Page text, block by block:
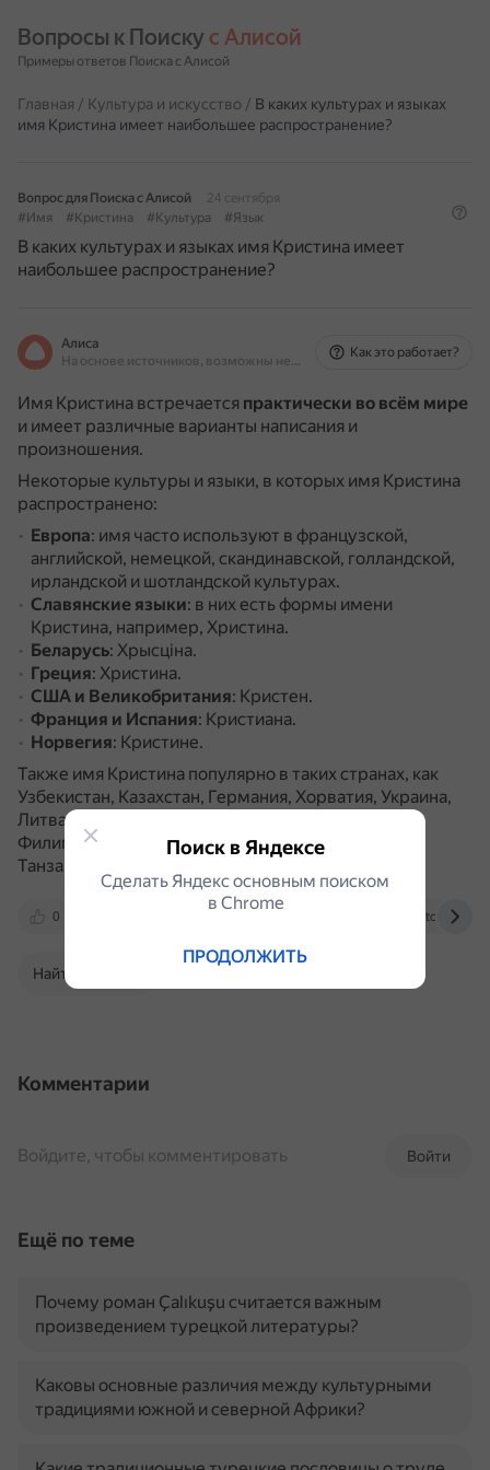
Вопросы к Поиску с Алисой
Примеры ответов Поиска с Алисой
Главная / Культура и искусство / В каких культурах и языках
имя Кристина имеет наибольшее распространение?
Вопрос для Поиска с Алисой
24 сентября
#Имя
#Кристина #Культура #Язык
В каких культурах и языках имя Кристина имеет
наибольшее распространение?
Алиса
На основе источников, возможны неточности
Как это работает?
Имя Кристина встречается практически во всём мире
и имеет различные варианты написания и
произношения.
Некоторые культуры и языки, в которых имя Кристина
распространено:
Европа: имя часто используют в французской,
английской, немецкой, скандинавской, голландской,
ирландской и шотландской культурах.
Славянские языки: в них есть формы имени
Кристина, например, Христина.
Беларусь: Хрысціна.
Греция: Христина.
США и Великобритания: Кристен.
Франция и Испания: Кристиана.
Норвегия: Кристине.
Также имя Кристина популярно в таких странах, как
Узбекистан, Казахстан, Германия, Хорватия, Украина,
Литва, Таджикистан, Канада, Болгария, Чехия,
Филиппины, Англия, Словения, Египет, Молдова,
Танзания, Сербия и Албания.
0 fotostrana.ru
Найти в Поиске
Комментарии
Войти
Войдите, чтобы комментировать
Ещё по теме
Почему роман Çalıkuşu считается важным
произведением турецкой литературы?
Каковы основные различия между культурными
традициями южной и северной Африки?
Поиск в Яндексе
Сделать Яндекс основным поиском
в Сhrome
ПРОДОЛЖИТЬ